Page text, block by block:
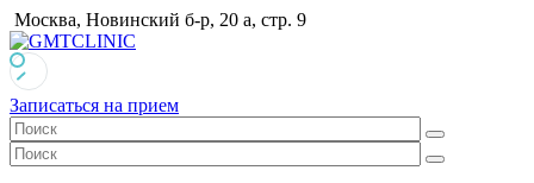
Москва, Новинский б-р, 20 а, стр. 9
Записаться на прием